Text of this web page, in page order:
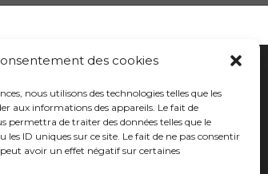
des cookies
nous utilisons des technologies telles que les
aux informations des appareils. Le fait de
permettra de traiter des données telles que le
ID uniques sur ce site. Le fait de ne pas consentir
avoir un effet négatif sur certaines